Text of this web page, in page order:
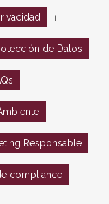
de Datos
Responsable
compliance